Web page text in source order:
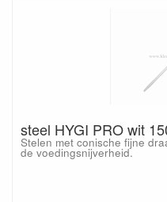
steel HYGI PRO wit
Stelen met conische fijne
de voedingsnijverheid.